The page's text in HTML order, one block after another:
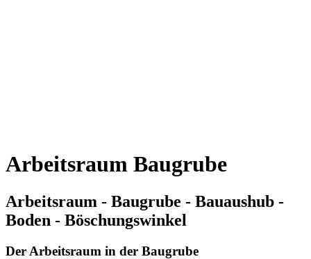
Arbeitsraum Baugrube
Arbeitsraum - Baugrube - Bauaushub -
Boden - Böschungswinkel
Der Arbeitsraum in der Baugrube